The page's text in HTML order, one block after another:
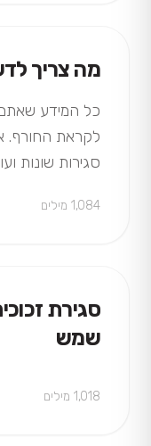
מה צריך
כל המידע שאתם
לקראת החורף.
סגירות שונות
1,084 מילים
סגירת
שמש
1,018 מילים